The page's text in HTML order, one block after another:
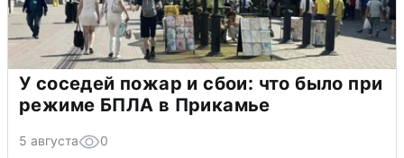
У соседей пожар и сбои: что было при
режиме БПЛА в Прикамье
5 августа 0